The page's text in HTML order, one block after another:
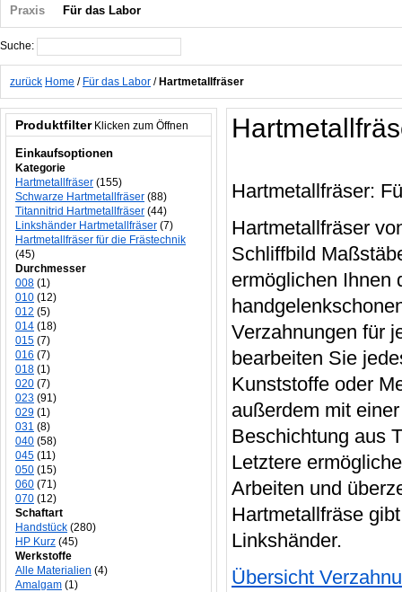
Praxis Für das Labor
Suche:
zurück Home / Für das Labor / Hartmetallfräser
Hartmetallfräser:
Hartmetallfräser
Schliffbild
ermöglichen Ihnen
Verzahnungen für
bearbeiten Sie
Kunststoffe oder
außerdem mit
Beschichtung aus
Letztere
Arbeiten und
Hartmetallfräse
Linkshänder.
Übersicht
Produktfilter Klicken zum Öffnen
Einkaufsoptionen
Kategorie
Hartmetallfräser (155)
Schwarze Hartmetallfräser (88)
Titannitrid Hartmetallfräser (44)
Linkshänder Hartmetallfräser (7)
Hartmetallfräser für die Frästechnik
(45)
Durchmesser
008 (1)
010 (12)
012 (5)
014 (18)
015 (7)
016 (7)
018 (1)
020 (7)
023 (91)
029 (1)
031 (8)
040 (58)
045 (11)
050 (15)
060 (71)
070 (12)
Schaftart
Handstück (280)
HP Kurz (45)
Werkstoffe
Alle Materialien (4)
Amalgam (1)